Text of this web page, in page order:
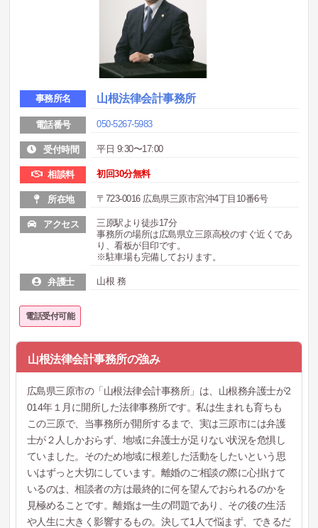
事務所名 山根法律会計事務所
電話番号 050-5267-5983
受付時間 平日 9:30〜17:00
相談料 初回30分無料
所在地 〒723-0016 広島県三原市宮沖4丁目10番6号
アクセス
三原駅より徒歩17分
事務所の場所は広島県立三原高校のすぐ近くであ
り、看板が目印です。
※駐車場も完備しております。
弁護士 山根 務
電話受付可能
山根法律会計事務所の強み
広島県三原市の「山根法律会計事務所」は、山根務弁護士が2
014年１月に開所した法律事務所です。私は生まれも育ちも
この三原で、当事務所が開所するまで、実は三原市には弁護
士が２人しかおらず、地域に弁護士が足りない状況を危惧し
ていました。そのため地域に根差した活動をしたいという思
いはずっと大切にしています。離婚のご相談の際に心掛けて
いるのは、相談者の方は最終的に何を望んでおられるのかを
見極めることです。離婚は一生の問題であり、その後の生活
や人生に大きく影響するもの。決して1人で悩まず、できるだ